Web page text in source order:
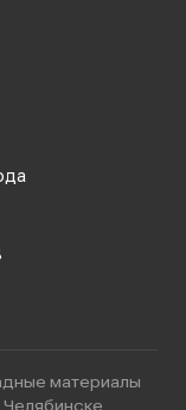
материалы